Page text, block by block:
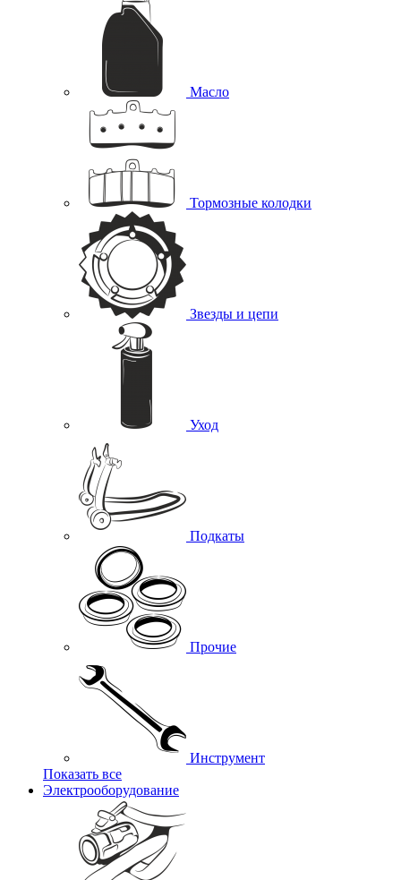
Масло
Тормозные колодки
Звезды и цепи
Уход
Подкаты
Прочие
Инструмент
Показать все
Электрооборудование